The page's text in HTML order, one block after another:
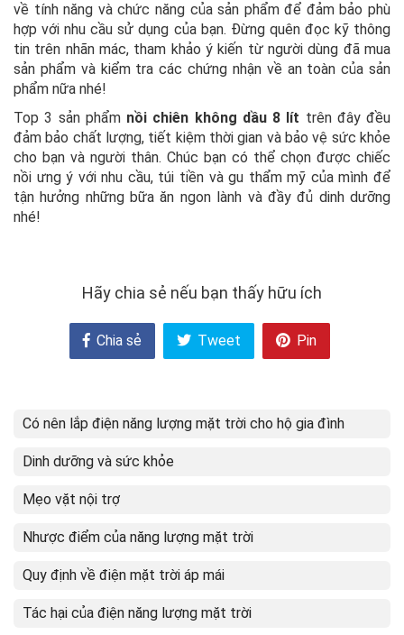
về tính năng và chức năng của sản phẩm để đảm bảo phù
hợp với nhu cầu sử dụng của bạn. Đừng quên đọc kỹ thông
tin trên nhãn mác, tham khảo ý kiến từ người dùng đã mua
sản phẩm và kiểm tra các chứng nhận về an toàn của sản
phẩm nữa nhé!
Top 3 sản phẩm nồi chiên không dầu 8 lít trên đây đều
đảm bảo chất lượng, tiết kiệm thời gian và bảo vệ sức khỏe
cho bạn và người thân. Chúc bạn có thể chọn được chiếc
nồi ưng ý với nhu cầu, túi tiền và gu thẩm mỹ của mình để
tận hưởng những bữa ăn ngon lành và đầy đủ dinh dưỡng
nhé!
Hãy chia sẻ nếu bạn thấy hữu ích
Chia sẻ Tweet Pin
Có nên lắp điện năng lượng mặt trời cho hộ gia đình
Dinh dưỡng và sức khỏe
Mẹo vặt nội trợ
Nhược điểm của năng lượng mặt trời
Quy định về điện mặt trời áp mái
Tác hại của điện năng lượng mặt trời